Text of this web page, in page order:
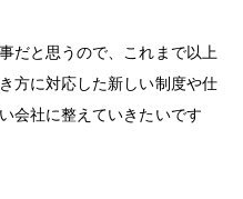
だと思うので、これまで以上
方に対応した新しい制度や仕
会社に整えていきたいです